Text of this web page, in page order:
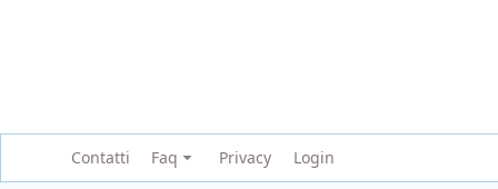
Contatti Faq Privacy Login